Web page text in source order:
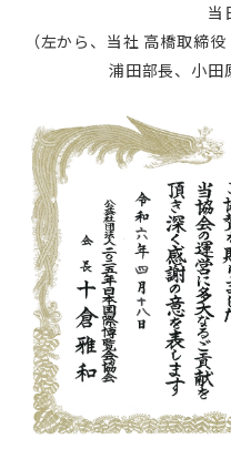
当
（左から、当社 高橋取締
浦田部長、小田